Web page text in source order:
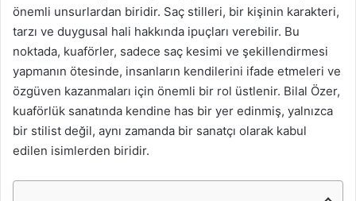
önemli unsurlardan biridir. Saç stilleri, bir kişinin karakteri,
tarzı ve duygusal hali hakkında ipuçları verebilir. Bu
noktada, kuaförler, sadece saç kesimi ve şekillendirmesi
yapmanın ötesinde, insanların kendilerini ifade etmeleri ve
özgüven kazanmaları için önemli bir rol üstlenir. Bilal Özer,
kuaförlük sanatında kendine has bir yer edinmiş, yalnızca
bir stilist değil, aynı zamanda bir sanatçı olarak kabul
edilen isimlerden biridir.